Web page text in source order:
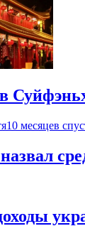
10 месяцев
назвал